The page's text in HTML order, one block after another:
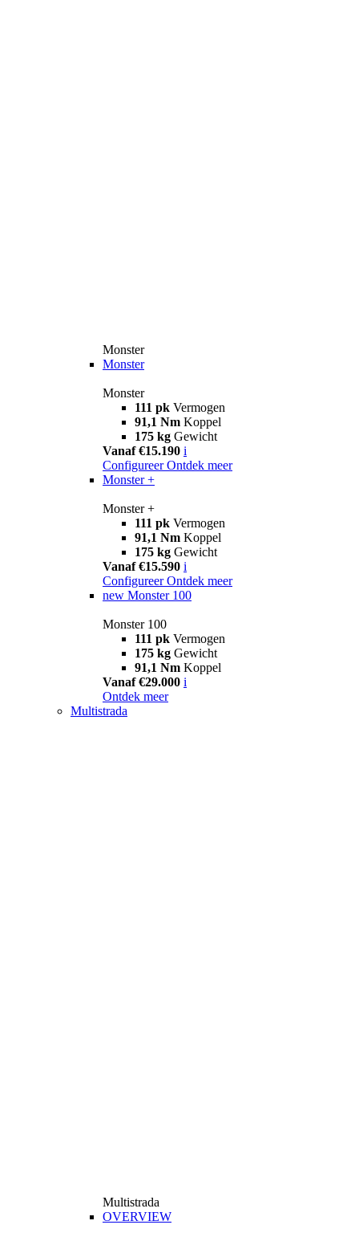
Monster
Monster
Monster
111 pk Vermogen
91,1 Nm Koppel
175 kg Gewicht
Vanaf €15.190 i
Configureer Ontdek meer
Monster +
Monster +
111 pk Vermogen
91,1 Nm Koppel
175 kg Gewicht
Vanaf €15.590 i
Configureer Ontdek meer
new Monster 100
Monster 100
111 pk Vermogen
175 kg Gewicht
91,1 Nm Koppel
Vanaf €29.000 i
Ontdek meer
Multistrada
Multistrada
OVERVIEW